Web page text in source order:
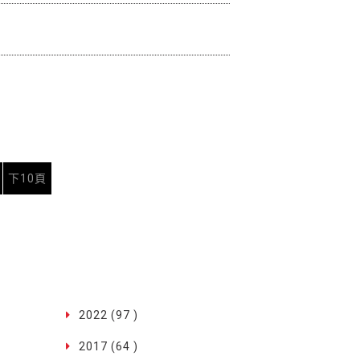
下10頁
2022 (97 )
2017 (64 )